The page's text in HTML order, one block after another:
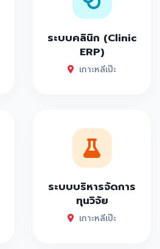
ระบบคลินิก (Clinic
ERP)
เกาะหลีเป๊ะ
ระบบบริหารจัดการ
ทุนวิจัย
เกาะหลีเป๊ะ